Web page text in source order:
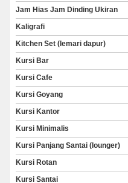
Jam Hias Jam Dinding Ukiran
Kaligrafi
Kitchen Set (lemari dapur)
Kursi Bar
Kursi Cafe
Kursi Goyang
Kursi Kantor
Kursi Minimalis
Kursi Panjang Santai (lounger)
Kursi Rotan
Kursi Santai